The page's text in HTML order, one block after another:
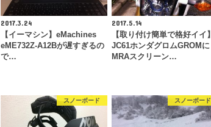
2017.3.24
【イーマシン】eMachines
eME732Z-A12Bが遅すぎるの
で…
2017.5.14
【取り付け簡単で格好イイ】
JC61ホンダグロムGROMに
MRAスクリーン…
スノーボード スノーボード